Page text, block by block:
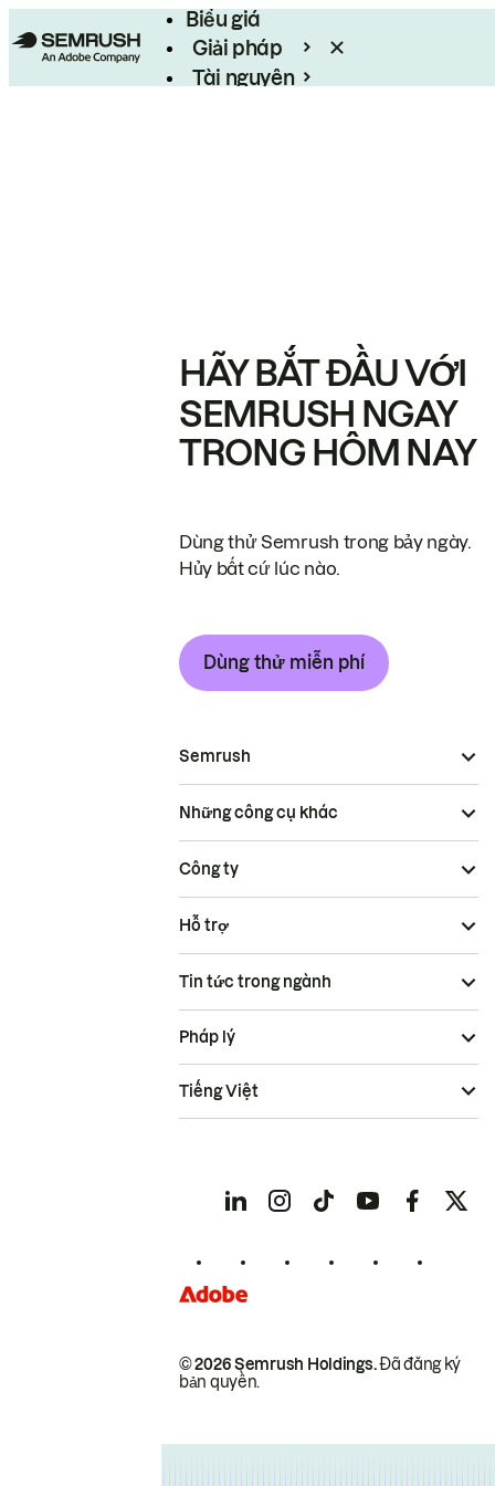
Biểu giá
Giải pháp
Tài nguyên
HÃY BẮT ĐẦU VỚI
SEMRUSH NGAY
TRONG HÔM NAY
Dùng thử Semrush trong bảy ngày.
Hủy bất cứ lúc nào.
Dùng thử miễn phí
Semrush
Những công cụ khác
Công ty
Hỗ trợ
Tin tức trong ngành
© 2026 Semrush Holdings.Đã đăng ký
bản quyền.
Pháp lý
Tiếng Việt